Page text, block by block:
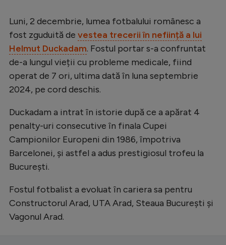
Luni, 2 decembrie, lumea fotbalului românesc a
fost zguduită de vestea trecerii în neființă a lui
Helmut Duckadam. Fostul portar s-a confruntat
de-a lungul vieții cu probleme medicale, fiind
operat de 7 ori, ultima dată în luna septembrie
2024, pe cord deschis.
Duckadam a intrat în istorie după ce a apărat 4
penalty-uri consecutive în finala Cupei
Campionilor Europeni din 1986, împotriva
Barcelonei, și astfel a adus prestigiosul trofeu la
București.
Fostul fotbalist a evoluat în cariera sa pentru
Constructorul Arad, UTA Arad, Steaua București și
Vagonul Arad.